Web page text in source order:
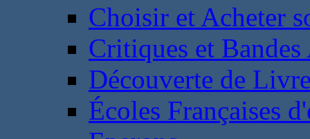
Choisir et Acheter
Critiques et
Découverte de
Écoles Françaises